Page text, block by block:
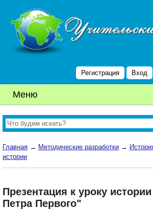
Регистрация Вход
Меню
Главная → Методические разработки →
истории
Презентация к уроку
Петра Первого"